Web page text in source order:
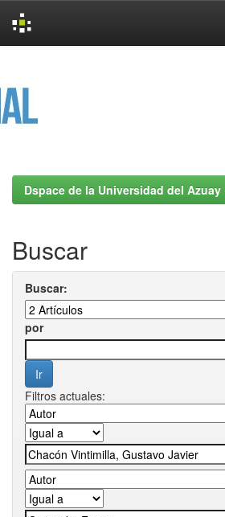
Dspace de la Universidad del Azuay
Buscar
Buscar:
por
Filtros actuales: